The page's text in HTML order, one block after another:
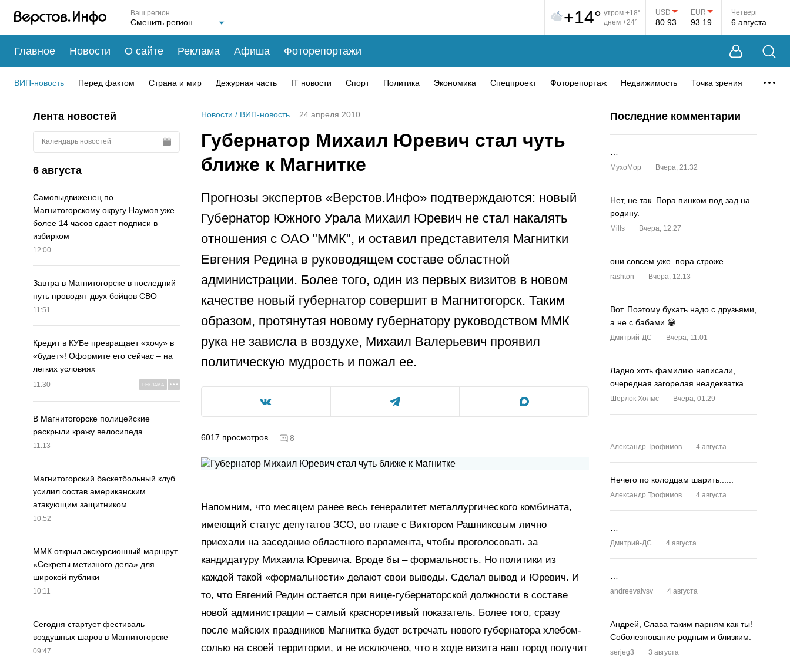
Ваш регион +14° утром +18°
днем +24°
USD
80.93
EUR
93.19
Четверг
6 августа
Главное Новости О сайте Реклама Афиша Фоторепортажи
ВИП-новость Перед фактом Страна и мир Дежурная часть IT новости Спорт Политика Экономика Спецпроект Фоторепортаж Недвижимость Точка зрения
Лента новостей
Календарь новостей
6 августа
Самовыдвиженец по
Магнитогорскому округу Наумов уже
более 14 часов сдает подписи в
избирком
12:00
Завтра в Магнитогорске в последний
путь проводят двух бойцов СВО
11:51
Кредит в КУБе превращает «хочу» в
«будет»! Оформите его сейчас – на
легких условиях
11:30 РЕКЛАМА
В Магнитогорске полицейские
раскрыли кражу велосипеда
11:13
Магнитогорский баскетбольный клуб
усилил состав американским
атакующим защитником
10:52
ММК открыл экскурсионный маршрут
«Секреты метизного дела» для
широкой публики
10:11
Сегодня стартует фестиваль
воздушных шаров в Магнитогорске
09:47
Новости / ВИП-новость 24 апреля 2010
Губернатор Михаил Юревич стал чуть
ближе к Магнитке
Прогнозы экспертов «Верстов.Инфо» подтверждаются: новый
Губернатор Южного Урала Михаил Юревич не стал накалять
отношения с ОАО "ММК", и оставил представителя Магнитки
Евгения Редина в руководящем составе областной
администрации. Более того, один из первых визитов в новом
качестве новый губернатор совершит в Магнитогорск. Таким
образом, протянутая новому губернатору руководством ММК
рука не зависла в воздухе, Михаил Валерьевич проявил
политическую мудрость и пожал ее.
6017 просмотров 8
Напомним, что месяцем ранее весь генералитет металлургического комбината,
имеющий статус депутатов ЗСО, во главе с Виктором Рашниковым лично
приехали на заседание областного парламента, чтобы проголосовать за
кандидатуру Михаила Юревича. Вроде бы – формальность. Но политики из
каждой такой «формальности» делают свои выводы. Сделал вывод и Юревич. И
то, что Евгений Редин остается при вице-губернаторской должности в составе
новой администрации – самый красноречивый показатель. Более того, сразу
после майских праздников Магнитка будет встречать нового губернатора хлебом-
солью на своей территории, и не исключено, что в ходе визита наш город получит
Последние комментарии
MyxoMop Вчера, 21:32
Нет, не так. Пора пинком под зад на
родину.
Mills Вчера, 12:27
они совсем уже. пора строже
rashton Вчера, 12:13
Вот. Поэтому бухать надо с друзьями,
а не с бабами 😁
Дмитрий-ДС Вчера, 11:01
Ладно хоть фамилию написали,
очередная загорелая неадекватка
Шерлок Холмс Вчера, 01:29
Александр Трофимов 4 августа
Нечего по колодцам шарить......
Александр Трофимов 4 августа
Дмитрий-ДС 4 августа
andreevaivsv 4 августа
Андрей, Слава таким парням как ты!
Соболезнование родным и близким.
serjeg3 3 августа